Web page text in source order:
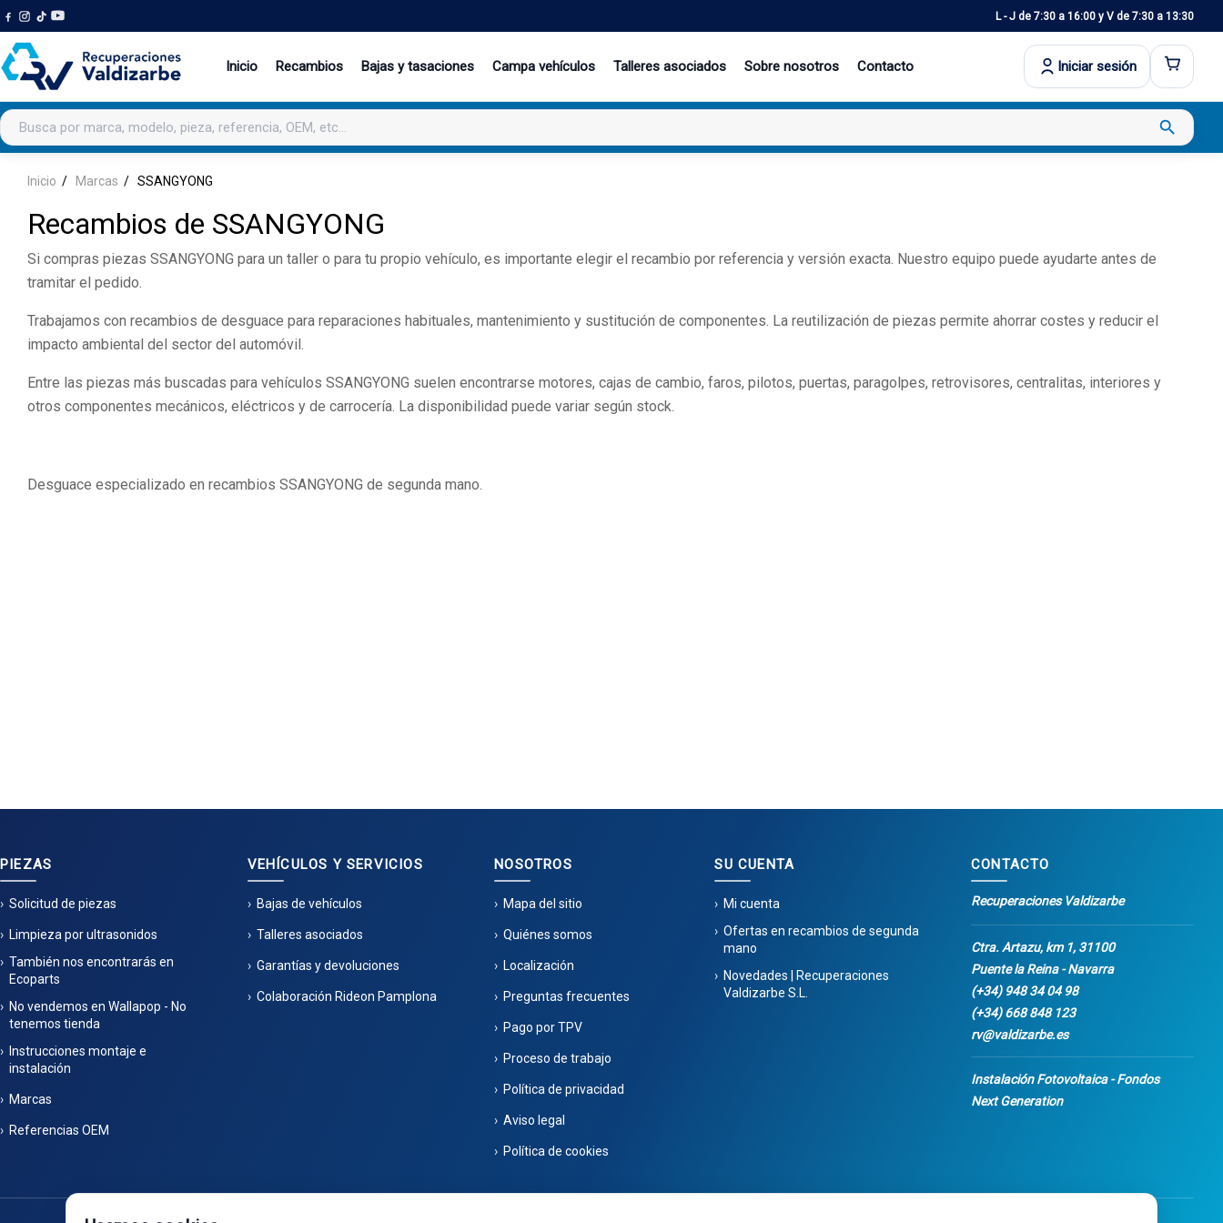
L - J de 7:30 a 16:00 y V de 7:30 a 13:30
Inicio Recambios Bajas y tasaciones Campa vehículos Talleres asociados Sobre nosotros Contacto Iniciar sesión
Buscar productos search
Inicio Marcas SSANGYONG
Recambios de SSANGYONG
Si compras piezas SSANGYONG para un taller o para tu propio vehículo, es importante elegir el recambio por referencia y versión exacta. Nuestro equipo puede ayudarte antes de
tramitar el pedido.
Trabajamos con recambios de desguace para reparaciones habituales, mantenimiento y sustitución de componentes. La reutilización de piezas permite ahorrar costes y reducir el
impacto ambiental del sector del automóvil.
Entre las piezas más buscadas para vehículos SSANGYONG suelen encontrarse motores, cajas de cambio, faros, pilotos, puertas, paragolpes, retrovisores, centralitas, interiores y
otros componentes mecánicos, eléctricos y de carrocería. La disponibilidad puede variar según stock.
Desguace especializado en recambios SSANGYONG de segunda mano.
PIEZAS
Solicitud de piezas
Limpieza por ultrasonidos
También nos encontrarás en
Ecoparts
No vendemos en Wallapop - No
tenemos tienda
Instrucciones montaje e
instalación
Marcas
Referencias OEM
VEHÍCULOS Y SERVICIOS
Bajas de vehículos
Talleres asociados
Garantías y devoluciones
Colaboración Rideon Pamplona
NOSOTROS
Mapa del sitio
Quiénes somos
Localización
Preguntas frecuentes
Pago por TPV
Proceso de trabajo
Política de privacidad
Aviso legal
Política de cookies
SU CUENTA
Mi cuenta
Ofertas en recambios de segunda
mano
Novedades | Recuperaciones
Valdizarbe S.L.
CONTACTO
Recuperaciones Valdizarbe
Ctra. Artazu, km 1, 31100
Puente la Reina - Navarra
(+34) 948 34 04 98
(+34) 668 848 123
rv@valdizarbe.es
Instalación Fotovoltaica - Fondos
Next Generation